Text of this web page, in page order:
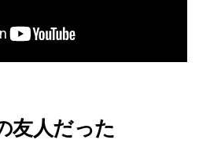
友人だった